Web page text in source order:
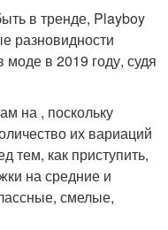
в тренде, Playboy
разновидности
моде в 2019 году, судя
на , поскольку
их вариаций
тем, как приступить,
на средние и
смелые,